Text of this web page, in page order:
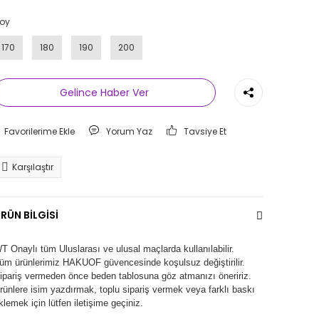
170 180 190 200
Gelince Haber Ver
Yorum Yaz Tavsiye Et
Karşılaştır
BİLGİSİ
Onaylı tüm Uluslarası ve ulusal maçlarda kullanılabilir.
ürünlerimiz HAKUOF güvencesinde koşulsuz değiştirilir.
vermeden önce beden tablosuna göz atmanızı öneririz.
isim yazdırmak, toplu sipariş vermek veya farklı baskı
için lütfen iletişime geçiniz.